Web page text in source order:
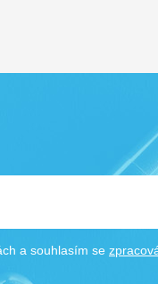
a souhlasím se